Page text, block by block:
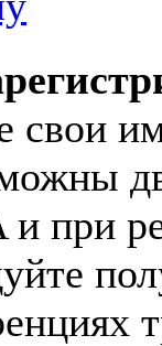
свои
и при